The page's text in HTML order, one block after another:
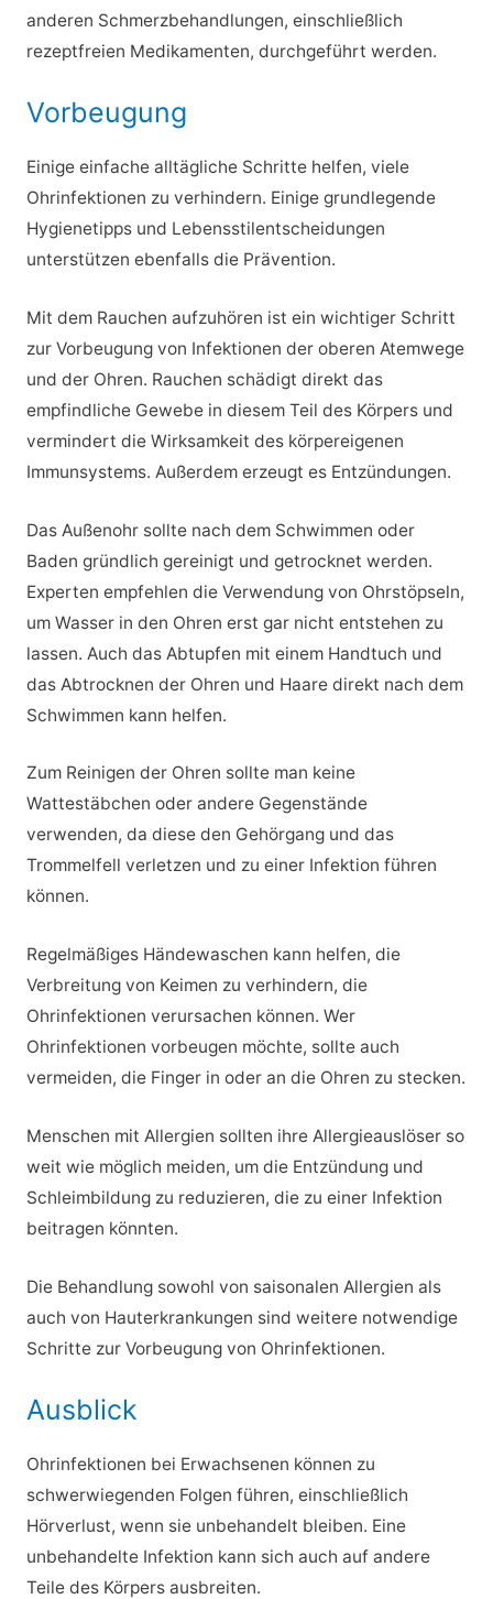
anderen Schmerzbehandlungen, einschließlich
rezeptfreien Medikamenten, durchgeführt werden.
Vorbeugung
Einige einfache alltägliche Schritte helfen, viele
Ohrinfektionen zu verhindern. Einige grundlegende
Hygienetipps und Lebensstilentscheidungen
unterstützen ebenfalls die Prävention.
Mit dem Rauchen aufzuhören ist ein wichtiger Schritt
zur Vorbeugung von Infektionen der oberen Atemwege
und der Ohren. Rauchen schädigt direkt das
empfindliche Gewebe in diesem Teil des Körpers und
vermindert die Wirksamkeit des körpereigenen
Immunsystems. Außerdem erzeugt es Entzündungen.
Das Außenohr sollte nach dem Schwimmen oder
Baden gründlich gereinigt und getrocknet werden.
Experten empfehlen die Verwendung von Ohrstöpseln,
um Wasser in den Ohren erst gar nicht entstehen zu
lassen. Auch das Abtupfen mit einem Handtuch und
das Abtrocknen der Ohren und Haare direkt nach dem
Schwimmen kann helfen.
Zum Reinigen der Ohren sollte man keine
Wattestäbchen oder andere Gegenstände
verwenden, da diese den Gehörgang und das
Trommelfell verletzen und zu einer Infektion führen
können.
Regelmäßiges Händewaschen kann helfen, die
Verbreitung von Keimen zu verhindern, die
Ohrinfektionen verursachen können. Wer
Ohrinfektionen vorbeugen möchte, sollte auch
vermeiden, die Finger in oder an die Ohren zu stecken.
Menschen mit Allergien sollten ihre Allergieauslöser so
weit wie möglich meiden, um die Entzündung und
Schleimbildung zu reduzieren, die zu einer Infektion
beitragen könnten.
Die Behandlung sowohl von saisonalen Allergien als
auch von Hauterkrankungen sind weitere notwendige
Schritte zur Vorbeugung von Ohrinfektionen.
Ausblick
Ohrinfektionen bei Erwachsenen können zu
schwerwiegenden Folgen führen, einschließlich
Hörverlust, wenn sie unbehandelt bleiben. Eine
unbehandelte Infektion kann sich auch auf andere
Teile des Körpers ausbreiten.